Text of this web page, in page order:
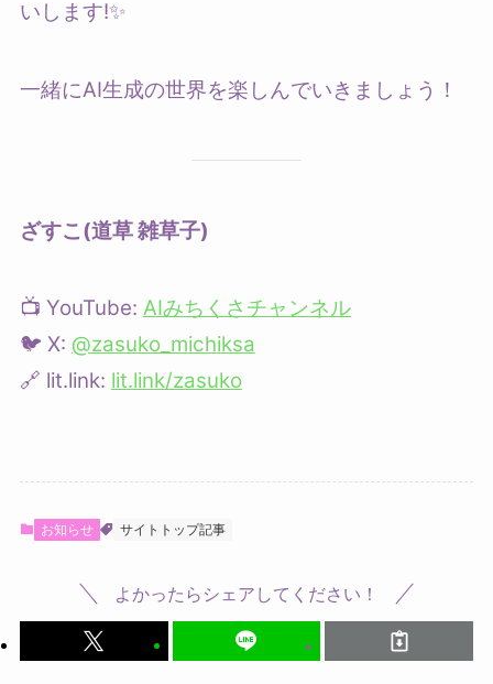
いします!✨
一緒にAI生成の世界を楽しんでいきましょう！
ざすこ(道草 雑草子)
📺 YouTube: AIみちくさチャンネル
🐦 X: @zasuko_michiksa
🔗 lit.link: lit.link/zasuko
お知らせ サイトトップ記事
よかったらシェアしてください！